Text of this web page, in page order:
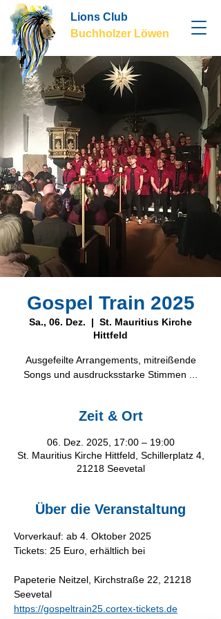
Lions Club
Buchholzer Löwen
Gospel Train 2025
Sa., 06. Dez.
  |
St. Mauritius Kirche
Hittfeld
Ausgefeilte Arrangements, mitreißende
Songs und ausdrucksstarke Stimmen ...
Zeit & Ort
06. Dez. 2025, 17:00 – 19:00
St. Mauritius Kirche Hittfeld, Schillerplatz 4,
21218 Seevetal
Über die Veranstaltung
Vorverkauf: ab 4. Oktober 2025
Tickets: 25 Euro, erhältlich bei
Papeterie Neitzel, Kirchstraße 22, 21218
Seevetal
https://gospeltrain25.cortex-tickets.de